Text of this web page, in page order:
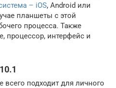
– iOS, Android или
планшеты с этой
процесса. Также
процессор, интерфейс и
подходит для личного